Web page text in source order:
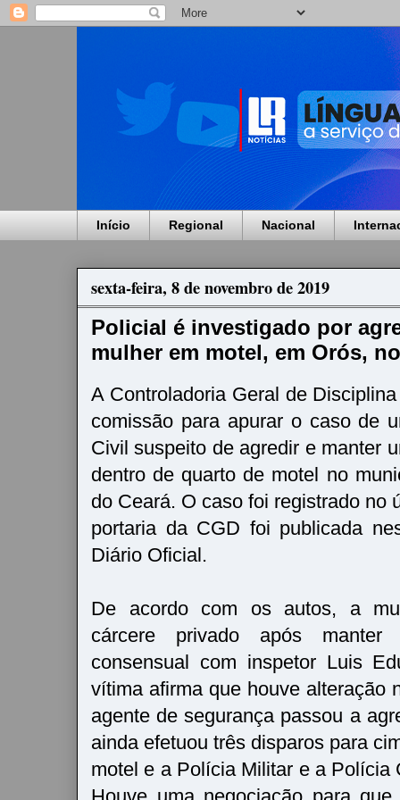
Início Regional Nacional
sexta-feira, 8 de novembro de 2019
Policial é investigado por
mulher em motel, em Orós,
A Controladoria Geral de
comissão para apurar o caso de
Civil suspeito de agredir e manter
dentro de quarto de motel no
do Ceará. O caso foi registrado no
portaria da CGD foi publicada
Diário Oficial.
De acordo com os autos, a
cárcere privado após
consensual com inspetor Luis
vítima afirma que houve alteração
agente de segurança passou a
ainda efetuou três disparos para
motel e a Polícia Militar e a Polícia